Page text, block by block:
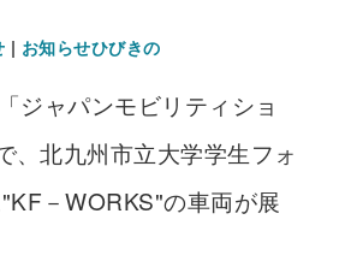
| お知らせひびきの
ジャパンモビリティショ
、北九州市立大学学生フォ
－WORKS"の車両が展